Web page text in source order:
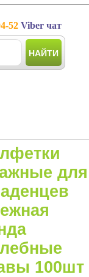
52 Viber чат
НАЙТИ
для
100шт